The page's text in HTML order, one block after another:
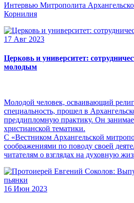
Интервью Митрополита
Корнилия
17 Авг 2023
Церковь и университет:
молодым
Молодой человек, осваивающий
специальность, прошел в
преддипломную практику. Он
христианской тематики.
С «Вестником Архангельской
соображениями по поводу своей
читателям о взглядах на духовную
16 Июн 2023